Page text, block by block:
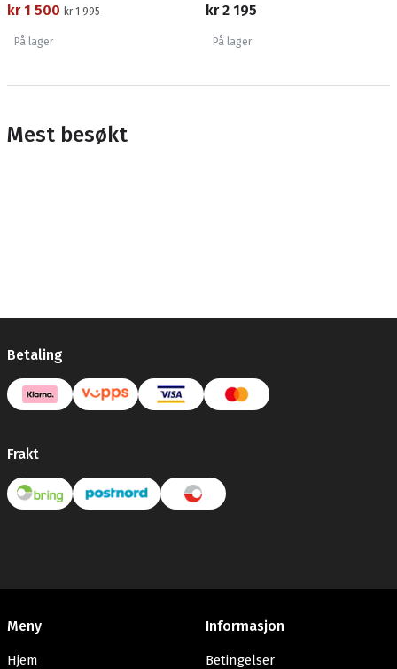
kr 1 500 kr 1 995
På lager
kr 2 195
På lager
Mest besøkt
Betaling
Frakt
Meny
Hjem
Informasjon
Betingelser